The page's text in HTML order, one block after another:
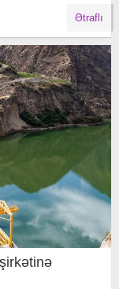
Ətraflı